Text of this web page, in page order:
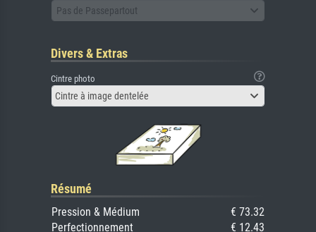
Pas de Passepartout
Divers & Extras
Cintre photo
Cintre à image dentelée
Résumé
Pression & Médium
€ 73.32
Perfectionnement
€ 12.43